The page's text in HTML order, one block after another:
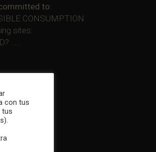
to:
CONSUMPTION
sites:
…..
con tus
tus